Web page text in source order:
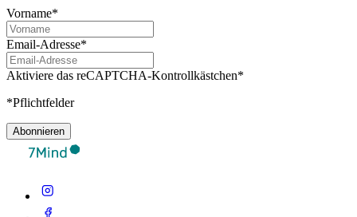
Vorname*
Email-Adresse*
Aktiviere das reCAPTCHA-Kontrollkästchen*
*Pflichtfelder
Abonnieren